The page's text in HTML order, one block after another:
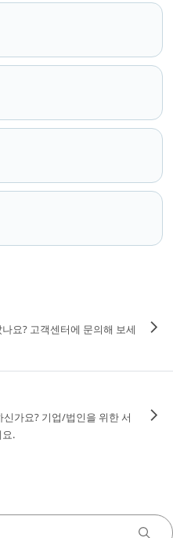
요? 고객센터에 문의해 보세
가요? 기업/법인을 위한 서
.